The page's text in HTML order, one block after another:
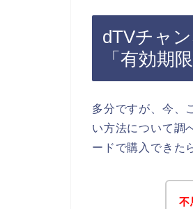
dTVチャ
「有効期
多分ですが、今、
い方法について調
ードで購入できた
不